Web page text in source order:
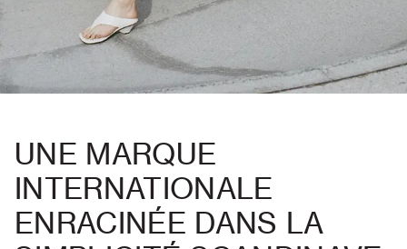
UNE MARQUE
INTERNATIONALE
ENRACINÉE DANS LA